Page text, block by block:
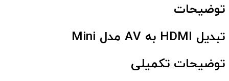
توضیحات
تبدیل HDMI به AV مدل Mini
توضیحات تکمیلی